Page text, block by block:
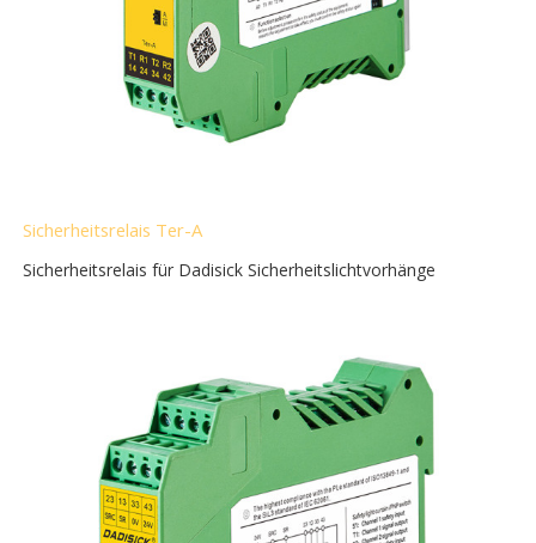
Sicherheitsrelais Ter-A
Sicherheitsrelais für Dadisick Sicherheitslichtvorhänge